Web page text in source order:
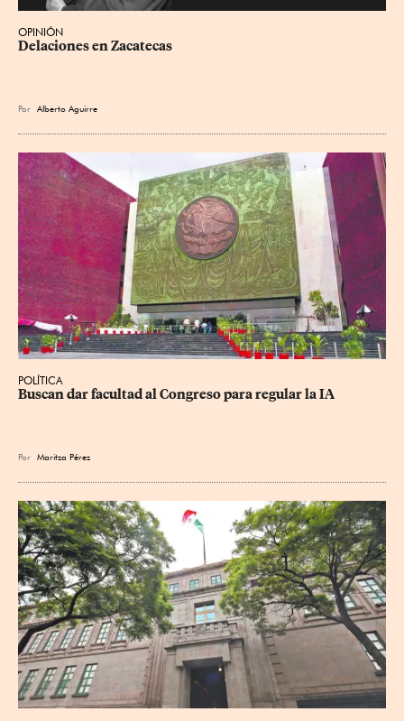
OPINIÓN
Delaciones en Zacatecas
Por Alberto Aguirre
POLÍTICA
Buscan dar facultad al Congreso para regular la IA
Por Maritza Pérez